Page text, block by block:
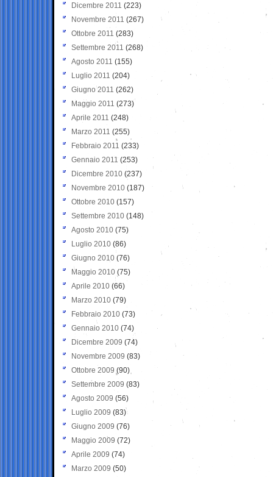
Dicembre 2011 (223)
Novembre 2011 (267)
Ottobre 2011 (283)
Settembre 2011 (268)
Agosto 2011 (155)
Luglio 2011 (204)
Giugno 2011 (262)
Maggio 2011 (273)
Aprile 2011 (248)
Marzo 2011 (255)
Febbraio 2011 (233)
Gennaio 2011 (253)
Dicembre 2010 (237)
Novembre 2010 (187)
Ottobre 2010 (157)
Settembre 2010 (148)
Agosto 2010 (75)
Luglio 2010 (86)
Giugno 2010 (76)
Maggio 2010 (75)
Aprile 2010 (66)
Marzo 2010 (79)
Febbraio 2010 (73)
Gennaio 2010 (74)
Dicembre 2009 (74)
Novembre 2009 (83)
Ottobre 2009 (90)
Settembre 2009 (83)
Agosto 2009 (56)
Luglio 2009 (83)
Giugno 2009 (76)
Maggio 2009 (72)
Aprile 2009 (74)
Marzo 2009 (50)